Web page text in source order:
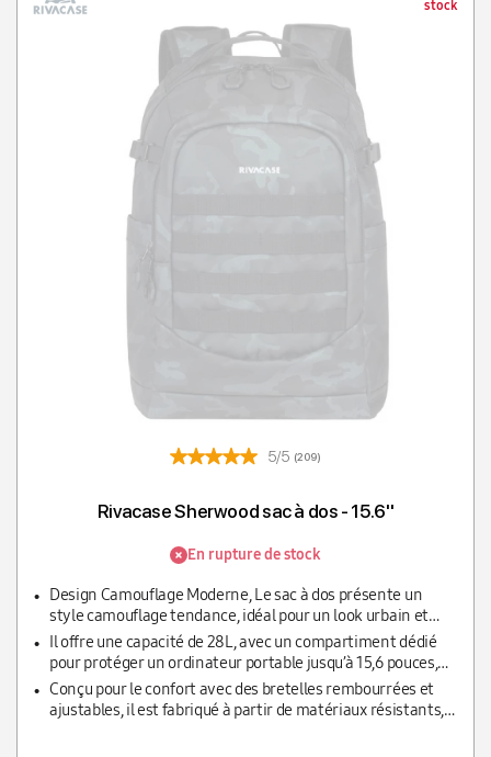
stock
5/5 (209)
Rivacase Sherwood sac à dos - 15.6''
En rupture de stock
Design Camouflage Moderne, Le sac à dos présente un
style camouflage tendance, idéal pour un look urbain et
aventureux, tout en restant discret.
Il offre une capacité de 28L, avec un compartiment dédié
pour protéger un ordinateur portable jusqu’à 15,6 pouces,
ainsi que des poches supplémentaires pour accessoires.
Conçu pour le confort avec des bretelles rembourrées et
ajustables, il est fabriqué à partir de matériaux résistants,